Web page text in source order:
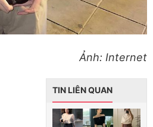
Ảnh: Internet
TIN LIÊN QUAN